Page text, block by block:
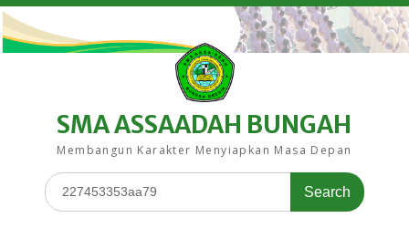
SMA ASSAADAH BUNGAH
Membangun Karakter Menyiapkan Masa Depan
Search
for: